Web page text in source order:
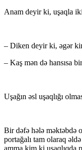
Anam deyir ki, uşaqla
– Diken deyir ki, əgər
– Kaş mən də hansısa
Uşağın əsl uşaqlığı
Bir dəfə hələ məktəbdə
portağalı tam olaraq